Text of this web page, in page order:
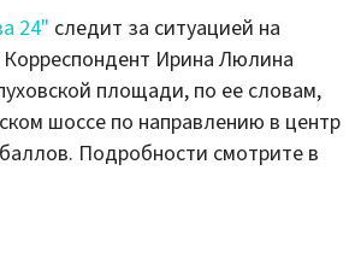
24" следит за ситуацией на
Ирина Люлина
площади, по ее словам,
шоссе по направлению в центр
Подробности смотрите в